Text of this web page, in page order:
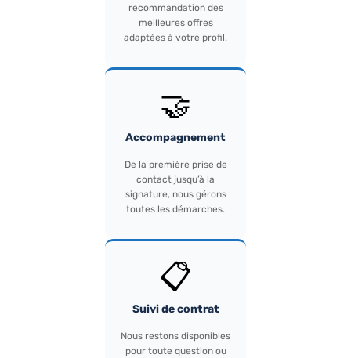
recommandation des
meilleures offres
adaptées à votre profil.
🤝
Accompagnement
De la première prise de
contact jusqu’à la
signature, nous gérons
toutes les démarches.
📋
Suivi de contrat
Nous restons disponibles
pour toute question ou